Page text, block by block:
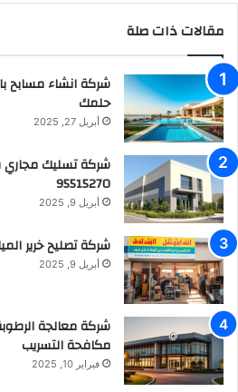
مقالات ذات صلة
شركة انشاء مسابح
حلمك
أبريل 27, 2025
شركة تسليك مجاري
95515270
أبريل 9, 2025
شركة تصليح خرير المياه
أبريل 9, 2025
مكافحة التسريب
فبراير 10, 2025